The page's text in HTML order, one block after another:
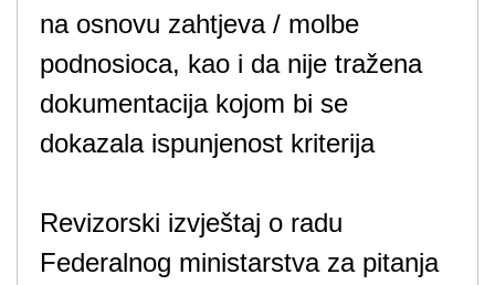
na osnovu zahtjeva / molbe
podnosioca, kao i da nije tražena
dokumentacija kojom bi se
dokazala ispunjenost kriterija
Revizorski izvještaj o radu
Federalnog ministarstva za pitanja